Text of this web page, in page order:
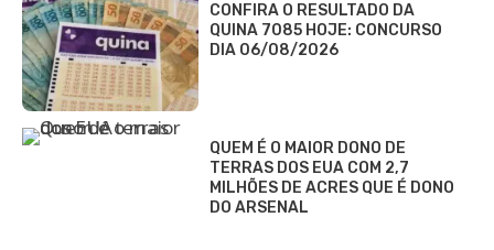
CONFIRA O RESULTADO DA
QUINA 7085 HOJE: CONCURSO
DIA 06/08/2026
QUEM É O MAIOR DONO DE
TERRAS DOS EUA COM 2,7
MILHÕES DE ACRES QUE É DONO
DO ARSENAL